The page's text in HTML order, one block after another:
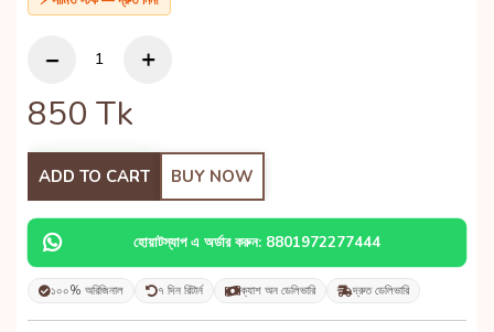
850 Tk
ADD TO CART BUY NOW
হোয়াটস্যাপ এ অর্ডার করুন: 8801972277444
১০০% অরিজিনাল ৭ দিন রিটার্ন ক্যাশ অন ডেলিভারি দ্রুত ডেলিভারি